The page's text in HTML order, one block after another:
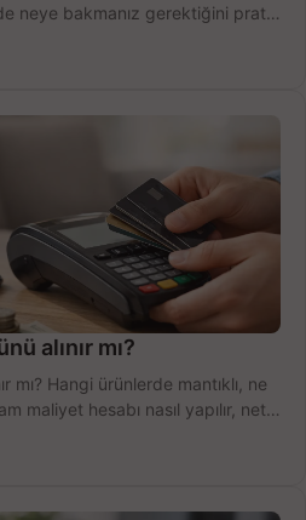
neye bakmanız gerektiğini pratik
alınır mı?
mı? Hangi ürünlerde mantıklı, ne
maliyet hesabı nasıl yapılır, net